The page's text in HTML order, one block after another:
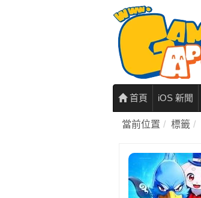
首頁 iOS 新聞
當前位置 標籤